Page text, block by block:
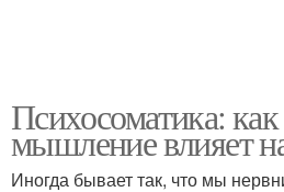
Психосоматика:
мышление влияет
Иногда бывает так, что мы